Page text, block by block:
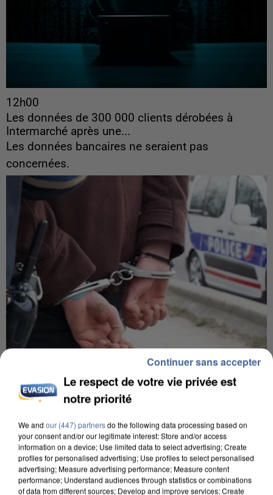
12h00
Les données de 300 000 clients dérobées à
Intermarché après une...
Les données bancaires ne seraient pas
concernées.
8h00
Un second cadre de la DZ Mafia interpellé en
Un cofondateur du réseau avait été interpellé
quelques jours plus tôt.
Le respect de votre vie privée est
notre priorité
We and our (447) partnersdo the following data processing based on
your consent and/or our legitimate interest: Store and/or access
information on a device; Use limited data to select advertising; Create
profiles for personalised advertising; Use profiles to select personalised
advertising; Measure advertising performance; Measure content
performance; Understand audiences through statistics or combinations
of data from different sources; Develop and improve services; Create
Continuer sans accepter